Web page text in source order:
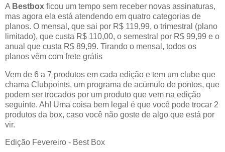
A Bestbox ficou um tempo sem receber novas assinaturas,
mas agora ela está atendendo em quatro categorias de
planos. O mensal, que sai por R$ 119,99, o trimestral (plano
limitado), que custa R$ 110,00, o semestral por R$ 99,99 e o
anual que custa R$ 89,99. Tirando o mensal, todos os
planos vêm com frete grátis
Vem de 6 a 7 produtos em cada edição e tem um clube que
chama Clubpoints, um programa de acúmulo de pontos, que
podem ser trocados por um produto que vem na edição
seguinte. Ah! Uma coisa bem legal é que você pode trocar 2
produtos da box, caso você não goste de algo que está por
vir.
Edição Fevereiro - Best Box